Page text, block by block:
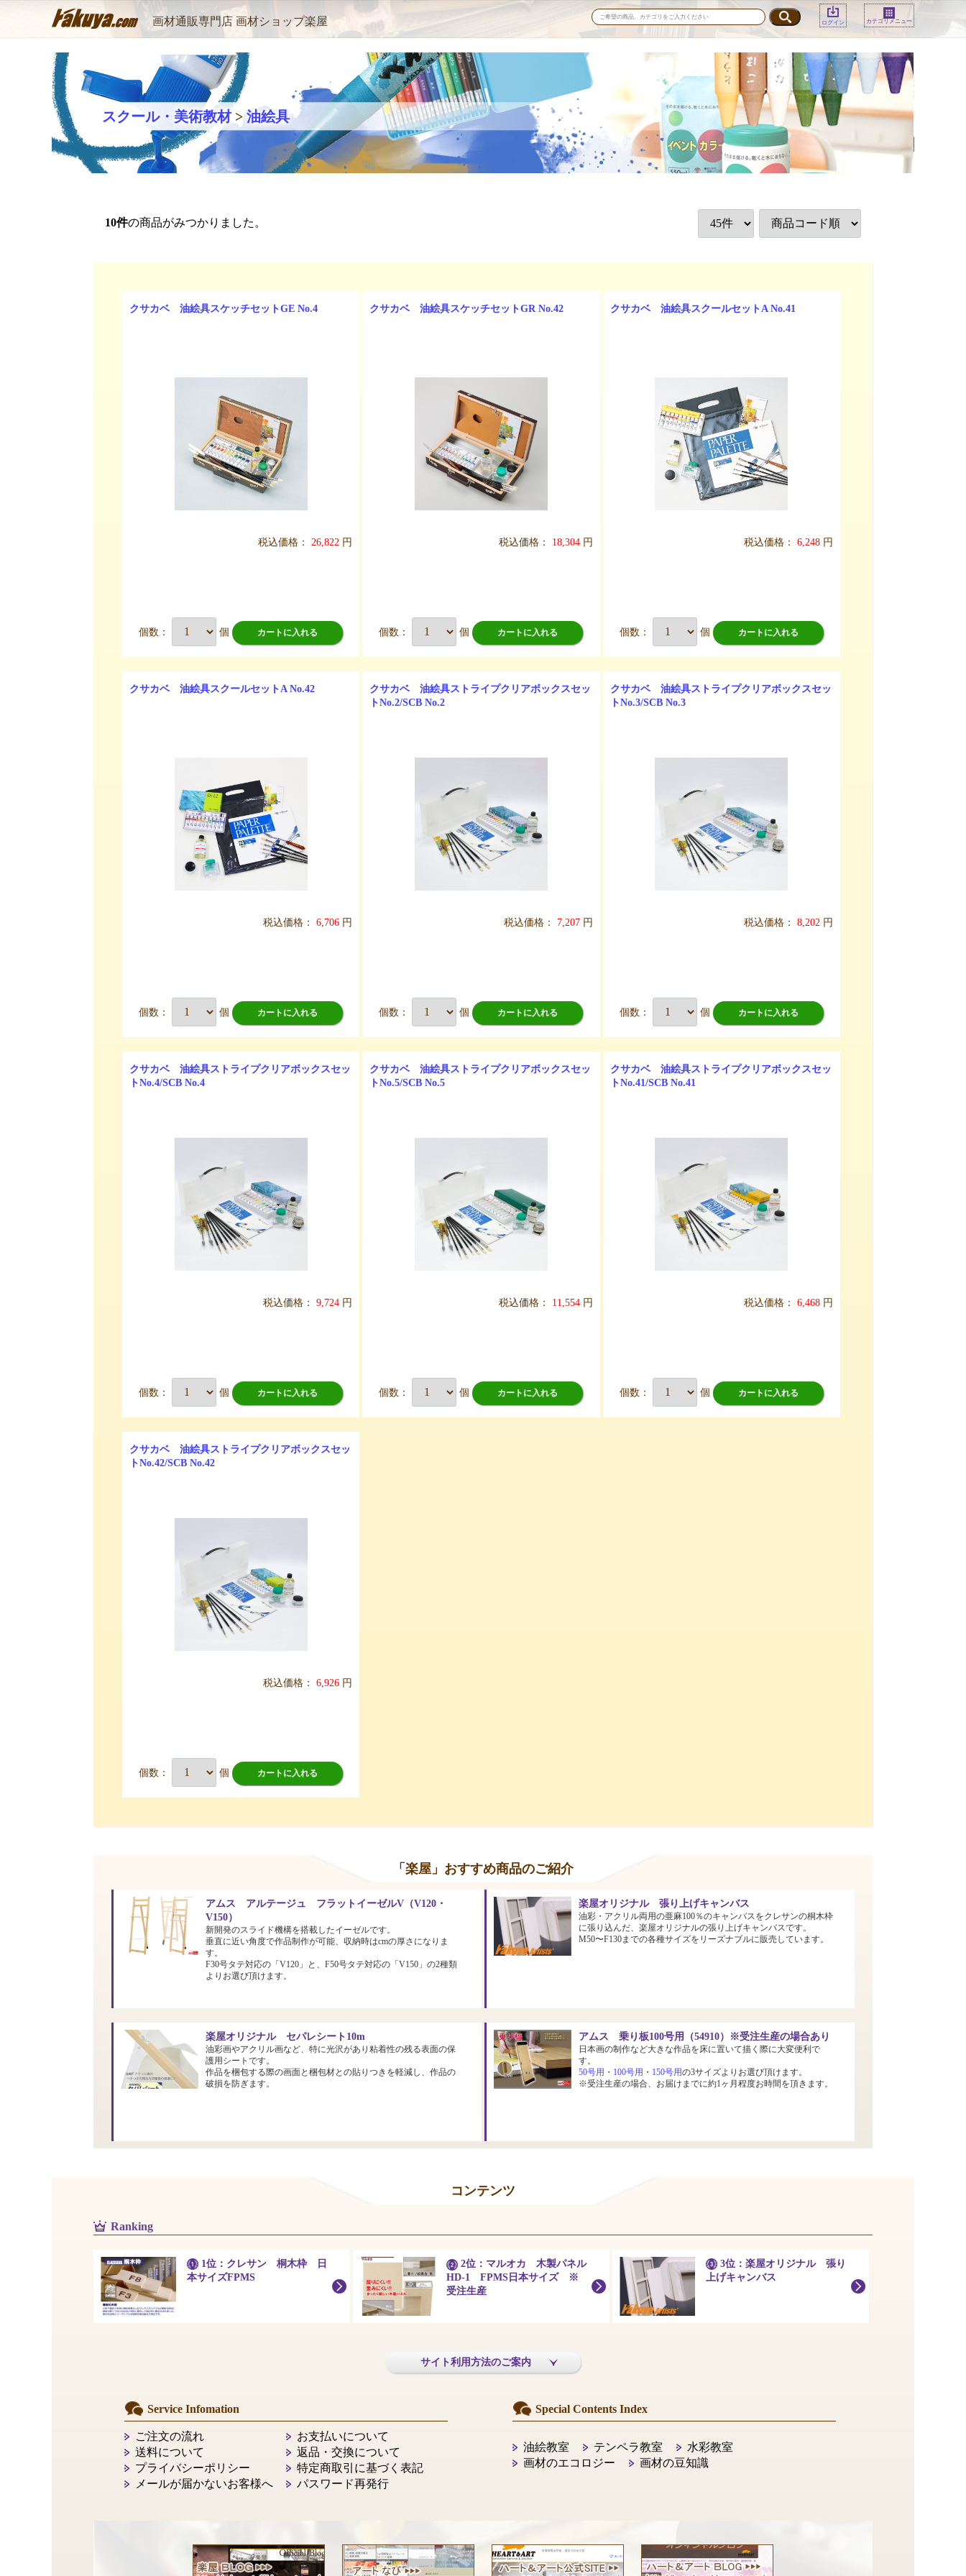
画材通販専門店 画材ショップ楽屋 ログイン カテゴリメニュー
スクール・美術教材>油絵具
10件の商品がみつかりました。
クサカベ 油絵具スケッチセットGE No.4
税込価格： 26,822 円
個数： 個 カートに入れる
クサカベ 油絵具スケッチセットGR No.42
税込価格： 18,304 円
個数： 個 カートに入れる
クサカベ 油絵具スクールセットA No.41
税込価格： 6,248 円
個数： 個 カートに入れる
クサカベ 油絵具スクールセットA No.42
税込価格： 6,706 円
個数： 個 カートに入れる
クサカベ 油絵具ストライプクリアボックスセッ
トNo.2/SCB No.2
税込価格： 7,207 円
個数： 個 カートに入れる
クサカベ 油絵具ストライプクリアボックスセッ
トNo.3/SCB No.3
税込価格： 8,202 円
個数： 個 カートに入れる
クサカベ 油絵具ストライプクリアボックスセッ
トNo.4/SCB No.4
税込価格： 9,724 円
個数： 個 カートに入れる
クサカベ 油絵具ストライプクリアボックスセッ
トNo.5/SCB No.5
税込価格： 11,554 円
個数： 個 カートに入れる
クサカベ 油絵具ストライプクリアボックスセッ
トNo.41/SCB No.41
税込価格： 6,468 円
個数： 個 カートに入れる
クサカベ 油絵具ストライプクリアボックスセッ
トNo.42/SCB No.42
税込価格： 6,926 円
個数： 個 カートに入れる
「楽屋」おすすめ商品のご紹介
アムス アルテージュ フラットイーゼルV（V120・
V150）
新開発のスライド機構を搭載したイーゼルです。
垂直に近い角度で作品制作が可能、収納時はcmの厚さになりま
す。
F30号タテ対応の「V120」と、F50号タテ対応の「V150」の2種類
よりお選び頂けます。
楽屋オリジナル 張り上げキャンバス
油彩・アクリル両用の亜麻100％のキャンバスをクレサンの桐木枠
に張り込んだ、楽屋オリジナルの張り上げキャンバスです。
M50〜F130までの各種サイズをリーズナブルに販売しています。
楽屋オリジナル セパレシート10m
油彩画やアクリル画など、特に光沢があり粘着性の残る表面の保
護用シートです。
作品を梱包する際の画面と梱包材との貼りつきを軽減し、作品の
破損を防ぎます。
アムス 乗り板100号用（54910）※受注生産の場合あり
日本画の制作など大きな作品を床に置いて描く際に大変便利で
す。
50号用 ・ 100号用 ・ 150号用の3サイズよりお選び頂けます。
※受注生産の場合、お届けまでに約1ヶ月程度お時間を頂きます。
コンテンツ
Ranking
1位：クレサン 桐木枠 日
本サイズFPMS
2位：マルオカ 木製パネル
HD-1 FPMS日本サイズ ※
受注生産
3位：楽屋オリジナル 張り
上げキャンバス
サイト利用方法のご案内
Service Infomation
ご注文の流れ
お支払いについて
送料について
返品・交換について
プライバシーポリシー
特定商取引に基づく表記
メールが届かないお客様へ
パスワード再発行
Special Contents Index
油絵教室 テンペラ教室
水彩教室
画材のエコロジー
画材の豆知識